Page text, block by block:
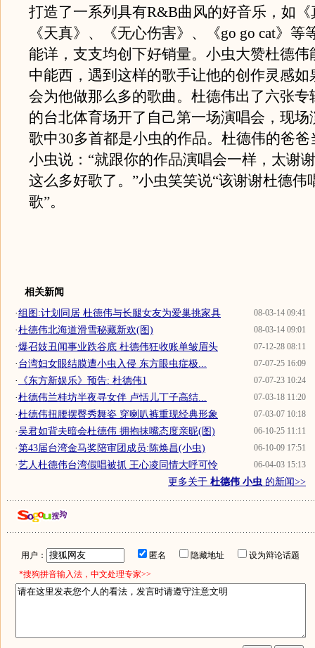
打造了一系列具有R&B曲风的好音乐，如
《天真》、《无心伤害》、《go go cat》等
能详，支支均创下好销量。小虫大赞杜德伟
中能西，遇到这样的歌手让他的创作灵感如
会为他做那么多的歌曲。杜德伟出了六张专
的台北体育场开了自己第一场演唱会，现场
歌中30多首都是小虫的作品。杜德伟的爸
小虫说：“就跟你的作品演唱会一样，太谢
这么多好歌了。”小虫笑笑说“该谢谢杜德伟
歌”。
相关新闻
08-03-14 09:41
·组图:计划同居 杜德伟与长腿女友为爱巢挑家具
08-03-14 09:01
·杜德伟北海道滑雪秘藏新欢(图)
07-12-28 08:11
·爆召妓丑闻事业跌谷底 杜德伟狂收账单皱眉头
07-07-25 16:09
·台湾妇女眼结膜遭小虫入侵 东方眼虫症极...
07-07-23 10:24
· 《东方新娱乐》预告: 杜德伟1
07-03-18 11:20
·杜德伟兰桂坊半夜寻女伴 卢恬儿丁子高结...
07-03-07 10:18
·杜德伟扭腰摆臀秀舞姿 穿喇叭裤重现经典形象
06-10-25 11:11
·吴君如背夫暗会杜德伟 拥抱抹嘴态度亲昵(图)
06-10-09 17:51
·第43届台湾金马奖陪审团成员:陈焕昌(小虫)
06-04-03 15:13
·艺人杜德伟台湾假唱被抓 王心凌同情大呼可怜
更多关于 杜德伟 小虫 的新闻>>
用户： 匿名 隐藏地址
设为辩论话题
*搜狗拼音输入法，中文处理专家>>